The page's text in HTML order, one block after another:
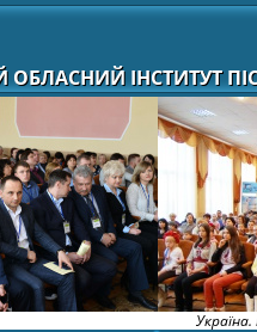
ОБЛАСНИЙ ІНСТИТУТ